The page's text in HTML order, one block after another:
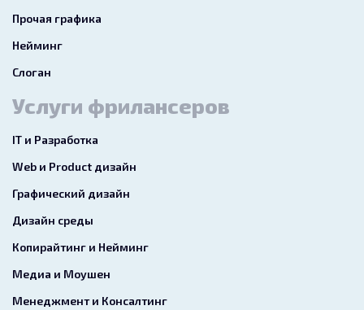
Прочая графика
Нейминг
Слоган
Услуги фрилансеров
IT и Разработка
Web и Product дизайн
Графический дизайн
Дизайн среды
Копирайтинг и Нейминг
Медиа и Моушен
Менеджмент и Консалтинг